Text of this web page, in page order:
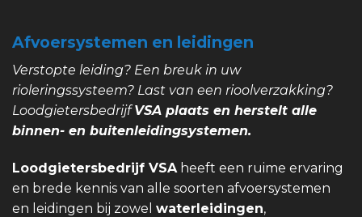
Afvoersystemen en leidingen
Verstopte leiding? Een breuk in uw
rioleringssysteem? Last van een rioolverzakking?
LoodgietersbedrijfVSA plaats en herstelt alle
binnen- en buitenleidingsystemen.
Loodgietersbedrijf VSA heeft een ruime ervaring
en brede kennis van alle soorten afvoersystemen
en leidingen bij zowel waterleidingen,